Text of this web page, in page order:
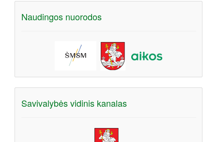
Naudingos nuorodos
Savivalybės vidinis kanalas